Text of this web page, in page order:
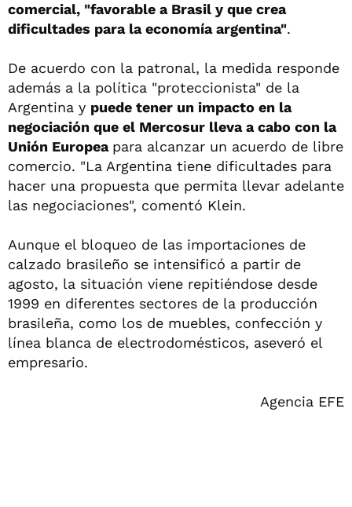
comercial, "favorable a Brasil y que crea
dificultades para la economía argentina".
De acuerdo con la patronal, la medida responde
además a la política "proteccionista" de la
Argentina y puede tener un impacto en la
negociación que el Mercosur lleva a cabo con la
Unión Europea para alcanzar un acuerdo de libre
comercio. "La Argentina tiene dificultades para
hacer una propuesta que permita llevar adelante
las negociaciones", comentó Klein.
Aunque el bloqueo de las importaciones de
calzado brasileño se intensificó a partir de
agosto, la situación viene repitiéndose desde
1999 en diferentes sectores de la producción
brasileña, como los de muebles, confección y
línea blanca de electrodomésticos, aseveró el
empresario.
Agencia EFE